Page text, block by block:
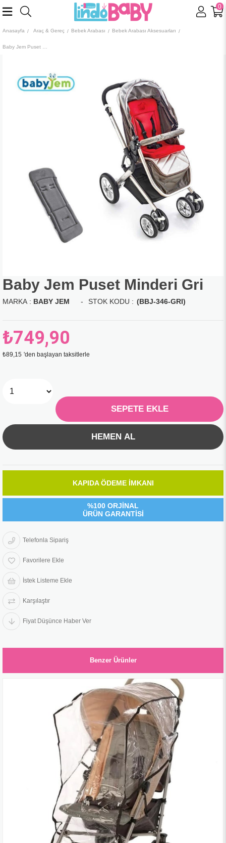
0
Anasayfa Araç & Gereç Bebek Arabası Bebek Arabası Aksesuarları
Baby Jem Puset Minderi Gri
MARKA : BABY JEM (BBJ-346-GRI)
₺749,90
₺89,15 'den başlayan taksitlerle
KAPIDA ÖDEME İMKANI
%100 ORJİNAL
ÜRÜN GARANTİSİ
Telefonla Sipariş
Favorilere Ekle
İstek Listeme Ekle
Karşılaştır
Fiyat Düşünce Haber Ver
Benzer Ürünler